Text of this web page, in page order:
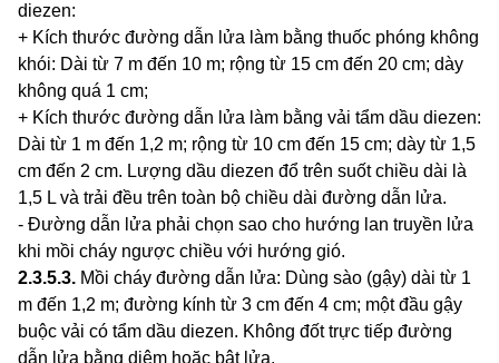
diezen:
+ Kích thước đường dẫn lửa làm bằng thuốc phóng không
khói: Dài từ 7 m đến 10 m; rộng từ 15 cm đến 20 cm; dày
không quá 1 cm;
+ Kích thước đường dẫn lửa làm bằng vải tẩm dầu diezen:
Dài từ 1 m đến 1,2 m; rộng từ 10 cm đến 15 cm; dày từ 1,5
cm đến 2 cm. Lượng dầu diezen đổ trên suốt chiều dài là
1,5 L và trải đều trên toàn bộ chiều dài đường dẫn lửa.
- Đường dẫn lửa phải chọn sao cho hướng lan truyền lửa
khi mồi cháy ngược chiều với hướng gió.
2.3.5.3. Mồi cháy đường dẫn lửa: Dùng sào (gậy) dài từ 1
m đến 1,2 m; đường kính từ 3 cm đến 4 cm; một đầu gậy
buộc vải có tẩm dầu diezen. Không đốt trực tiếp đường
dẫn ửa bằng diêm hoặc bật lửa.